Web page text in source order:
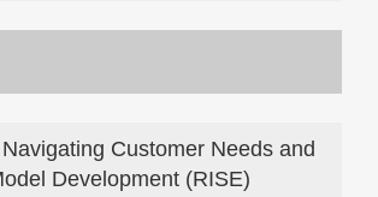
Customer Needs and
Development (RISE)